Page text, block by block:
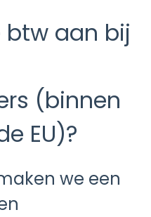
btw aan bij
(binnen
EU)?
we een